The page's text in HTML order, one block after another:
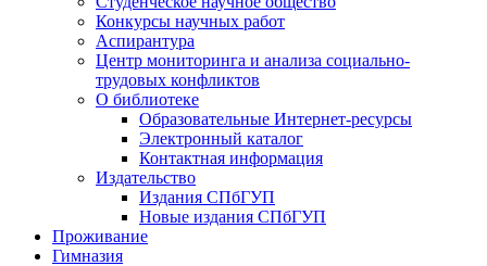
Конкурсы научных работ
Аспирантура
Центр мониторинга и анализа социально-
трудовых конфликтов
О библиотеке
Образовательные Интернет-ресурсы
Электронный каталог
Контактная информация
Издательство
Издания СПбГУП
Новые издания СПбГУП
Проживание
Гимназия